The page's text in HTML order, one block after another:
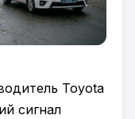
Toyota
сигнал